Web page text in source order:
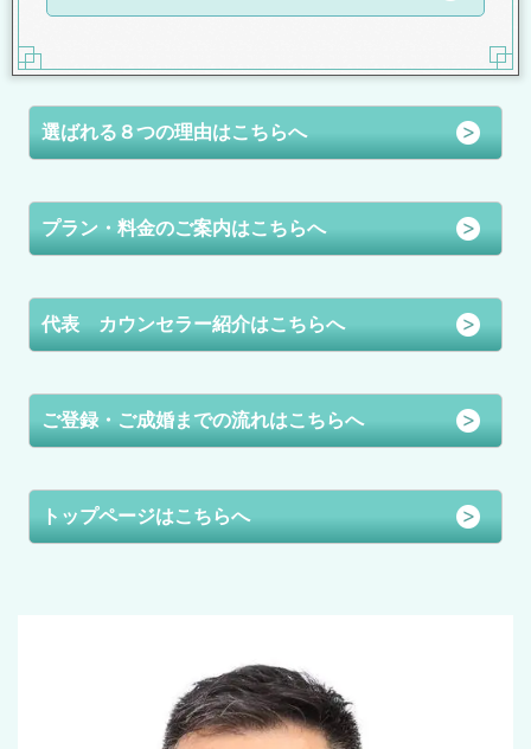
選ばれる８つの理由はこちらへ
プラン・料金のご案内はこちらへ
代表 カウンセラー紹介はこちらへ
ご登録・ご成婚までの流れはこちらへ
トップページはこちらへ